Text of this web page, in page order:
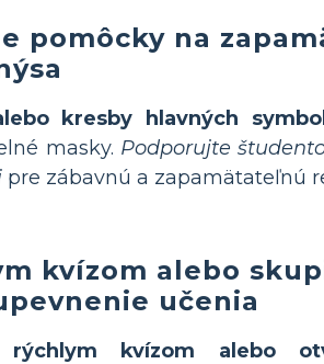
pomôcky na
kresby hlavných
masky. Podporujte
pre zábavnú a zapamätateľnú
kvízom alebo
učenia
kvízom alebo